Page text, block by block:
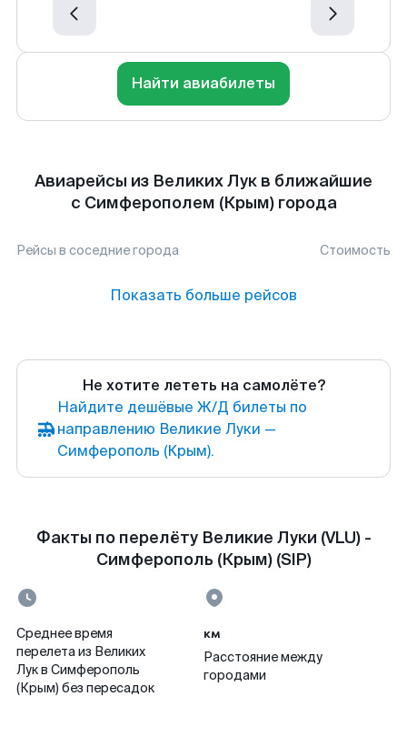
Найти авиабилеты
Авиарейсы из Великих Лук в ближайшие
с Симферополем (Крым) города
Рейсы в соседние города Стоимость
Показать больше рейсов
Не хотите лететь на самолёте?
Найдите дешёвые Ж/Д билеты по
направлению Великие Луки —
Симферополь (Крым).
Факты по перелёту Великие Луки (VLU) -
Симферополь (Крым) (SIP)
Среднее время
перелета из Великих
Лук в Симферополь
(Крым) без пересадок
км
Расстояние между
городами